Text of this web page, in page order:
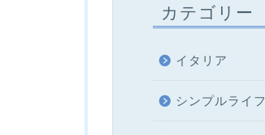
カテゴリー
イタリア
シンプルライフ